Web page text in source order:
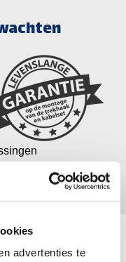
advertenties te
in de buurt